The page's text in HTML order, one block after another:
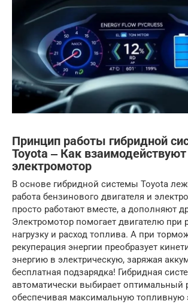
Принцип работы гибридной
Toyota ‒ Как взаимодействуют
электромотор
В основе гибридной системы Toyota
работа бензинового двигателя и
просто работают вместе, а дополняют
Электромотор помогает двигателю при
нагрузку и расход топлива. А при
рекуперация энергии преобразует
энергию в электрическую, заряжая
бесплатная подзарядка! Гибридная
автоматически выбирает оптимальный
обеспечивая максимальную топливную